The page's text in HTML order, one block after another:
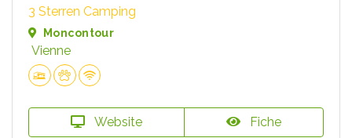
3 Sterren Camping
Moncontour
Vienne
Website Fiche